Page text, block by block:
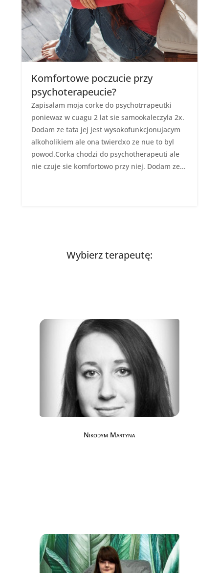
Komfortowe poczucie przy
psychoterapeucie?
Zapisalam moja corke do psychotrrapeutki
poniewaz w cuagu 2 lat sie samookaleczyla 2x.
Dodam ze tata jej jest wysokofunkcjonujacym
alkoholikiem ale ona twierdxo ze nue to byl
powod.Corka chodzi do psychotherapeuti ale
nie czuje sie komfortowo przy niej. Dodam ze...
Wybierz terapeutę:
Nikodym Martyna